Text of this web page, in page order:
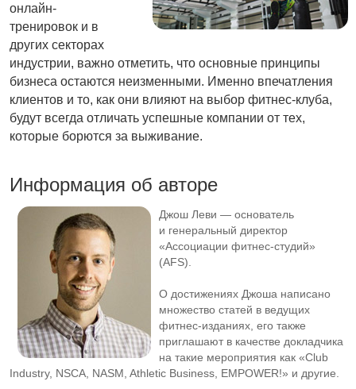
онлайн-
тренировок и в
других секторах
индустрии, важно отметить, что основные принципы
бизнеса остаются неизменными. Именно впечатления
клиентов и то, как они влияют на выбор фитнес-клуба,
будут всегда отличать успешные компании от тех,
которые борются за выживание.
Информация об авторе
Джош Леви — основатель
и генеральный директор
«Ассоциации фитнес-студий»
(AFS).
О достижениях Джоша написано
множество статей в ведущих
фитнес-изданиях , его также
приглашают в качестве докладчика
на такие мероприятия как «Club
Industry, NSCA, NASM, Athletic Business, EMPOWER!» и другие.